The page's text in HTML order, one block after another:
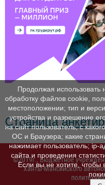
Страница
©2019г., Бюджетное
Ханты-Мансийского
Продолжая использовать
обработку файлов cookie,
местоположении; тип и
устройства и разрешение
на сайт пользователь; с
ОС и Браузера; какие
нажимает пользователь; ip-
сайта и проведения
Если вы не хотите,